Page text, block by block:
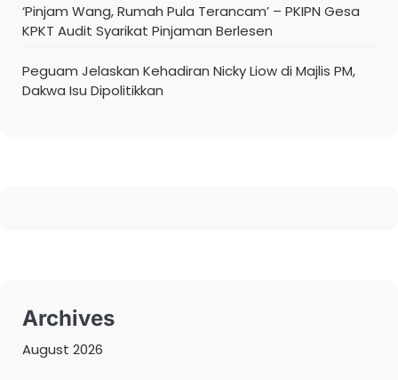
‘Pinjam Wang, Rumah Pula Terancam’ – PKIPN Gesa
KPKT Audit Syarikat Pinjaman Berlesen
Peguam Jelaskan Kehadiran Nicky Liow di Majlis PM,
Dakwa Isu Dipolitikkan
Archives
August 2026